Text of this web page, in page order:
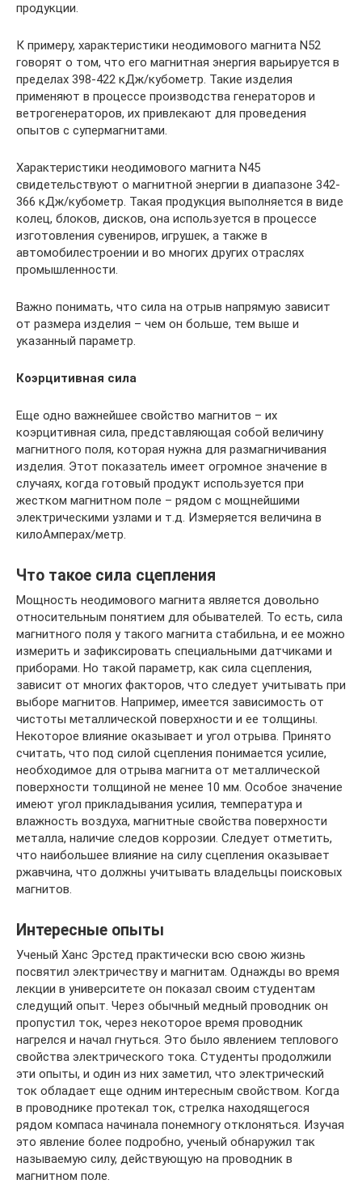
продукции.
К примеру, характеристики неодимового магнита N52
говорят о том, что его магнитная энергия варьируется в
пределах 398-422 кДж/кубометр. Такие изделия
применяют в процессе производства генераторов и
ветрогенераторов, их привлекают для проведения
опытов с супермагнитами.
Характеристики неодимового магнита N45
свидетельствуют о магнитной энергии в диапазоне 342-
366 кДж/кубометр. Такая продукция выполняется в виде
колец, блоков, дисков, она используется в процессе
изготовления сувениров, игрушек, а также в
автомобилестроении и во многих других отраслях
промышленности.
Важно понимать, что сила на отрыв напрямую зависит
от размера изделия – чем он больше, тем выше и
указанный параметр.
Коэрцитивная сила
Еще одно важнейшее свойство магнитов – их
коэрцитивная сила, представляющая собой величину
магнитного поля, которая нужна для размагничивания
изделия. Этот показатель имеет огромное значение в
случаях, когда готовый продукт используется при
жестком магнитном поле – рядом с мощнейшими
электрическими узлами и т.д. Измеряется величина в
килоАмперах/метр.
Что такое сила сцепления
Мощность неодимового магнита является довольно
относительным понятием для обывателей. То есть, сила
магнитного поля у такого магнита стабильна, и ее можно
измерить и зафиксировать специальными датчиками и
приборами. Но такой параметр, как сила сцепления,
зависит от многих факторов, что следует учитывать при
выборе магнитов. Например, имеется зависимость от
чистоты металлической поверхности и ее толщины.
Некоторое влияние оказывает и угол отрыва. Принято
считать, что под силой сцепления понимается усилие,
необходимое для отрыва магнита от металлической
поверхности толщиной не менее 10 мм. Особое значение
имеют угол прикладывания усилия, температура и
влажность воздуха, магнитные свойства поверхности
металла, наличие следов коррозии. Следует отметить,
что наибольшее влияние на силу сцепления оказывает
ржавчина, что должны учитывать владельцы поисковых
магнитов.
Интересные опыты
Ученый Ханс Эрстед практически всю свою жизнь
посвятил электричеству и магнитам. Однажды во время
лекции в университете он показал своим студентам
следущий опыт. Через обычный медный проводник он
пропустил ток, через некоторое время проводник
нагрелся и начал гнуться. Это было явлением теплового
свойства электрического тока. Студенты продолжили
эти опыты, и один из них заметил, что электрический
ток обладает еще одним интересным свойством. Когда
в проводнике протекал ток, стрелка находящегося
рядом компаса начинала понемногу отклоняться. Изучая
это явление более подробно, ученый обнаружил так
называемую силу, действующую на проводник в
магнитном поле.